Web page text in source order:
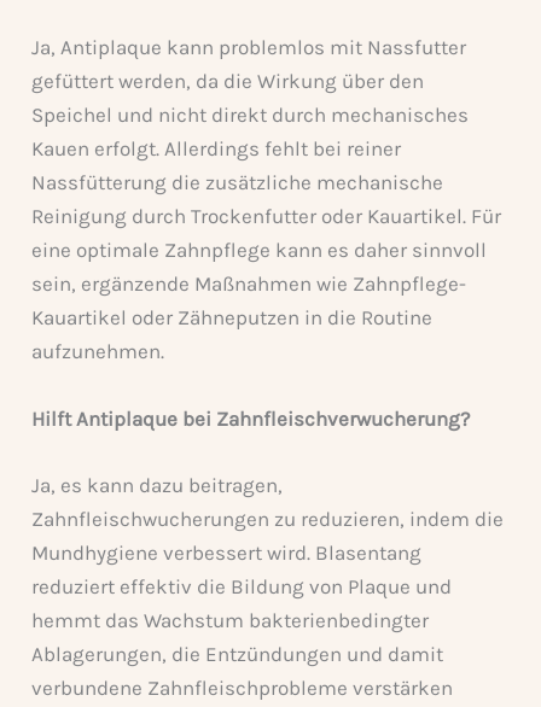
Ja, Antiplaque kann problemlos mit Nassfutter
gefüttert werden, da die Wirkung über den
Speichel und nicht direkt durch mechanisches
Kauen erfolgt. Allerdings fehlt bei reiner
Nassfütterung die zusätzliche mechanische
Reinigung durch Trockenfutter oder Kauartikel. Für
eine optimale Zahnpflege kann es daher sinnvoll
sein, ergänzende Maßnahmen wie Zahnpflege-
Kauartikel oder Zähneputzen in die Routine
aufzunehmen.
Hilft Antiplaque bei Zahnfleischverwucherung?
Ja, es kann dazu beitragen,
Zahnfleischwucherungen zu reduzieren, indem die
Mundhygiene verbessert wird. Blasentang
reduziert effektiv die Bildung von Plaque und
hemmt das Wachstum bakterienbedingter
Ablagerungen, die Entzündungen und damit
verbundene Zahnfleischprobleme verstärken